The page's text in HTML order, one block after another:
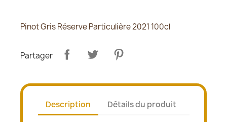
Pinot Gris Réserve Particulière 2021 100cl
Partager
Description Détails du produit